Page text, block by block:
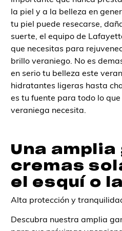
la piel y a la belleza en
tu piel puede resecarse,
suerte, el equipo de
que necesitas para
brillo veraniego. No es
en serio tu belleza este
hidratantes ligeras hasta
es tu fuente para todo lo
veraniega necesita.
Una amplia
cremas
el esquí o
Alta protección y
Descubra nuestra amplia